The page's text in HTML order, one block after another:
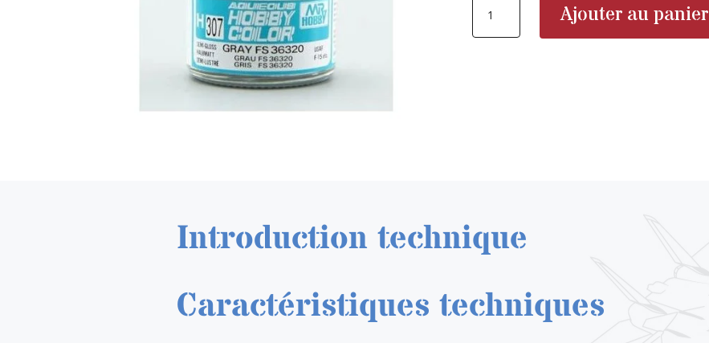
Ajouter au panier
Introduction technique
Caractéristiques techniques